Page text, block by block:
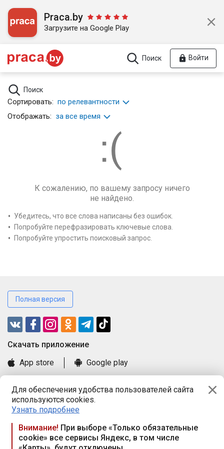
Для обеспечения удобства пользователей сайта
используются cookies.
Узнать подробнее
Внимание! При выборе «Только обязательные
cookie» все сервисы Яндекс, в том числе
Praca.by
Загрузите на Google Play
Поиск Войти
Поиск
Сортировать: по релевантности
Отображать: за все время
К сожалению, по вашему запросу ничего
не найдено.
Убедитесь, что все слова написаны без ошибок.
Попробуйте перефразировать ключевые слова.
Попробуйте упростить поисковый запрос.
Полная версия
Cкачать приложение
App store
Google play
Книга замечаний и предложений
Правила и документы
Praca.by © 2000—2026, ООО «ПРАЦА БАЙ»
Республика Беларусь, 220114, г. Минск, пр-т Независимости
117а, пом. № 9.